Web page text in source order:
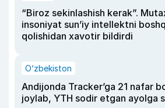
“Biroz sekinlashish kerak”.
insoniyat sun’iy intellektni
qolishidan xavotir bildirdi
O‘zbekiston
Andijonda Tracker’ga 21 nafar
joylab, YTH sodir etgan ayolga